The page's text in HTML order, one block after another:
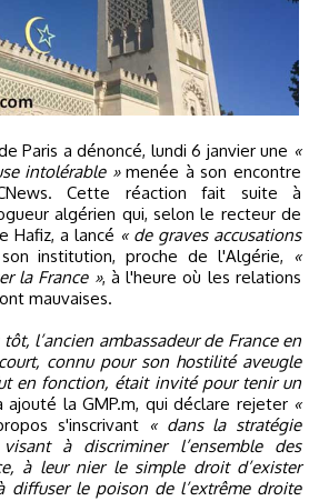
Paris a dénoncé, lundi 6 janvier une «
intolérable »menée à son encontre
Cette réaction fait suite à
algérien qui, selon le recteur de
Hafiz, a lancé « de graves accusations
institution, proche de l'Algérie,
«
la France », à l'heure où les relations
mauvaises.
l’ancien ambassadeur de France en
connu pour son hostilité aveugle
en fonction, était invité pour tenir un
ajouté la GMP.m, qui déclare rejeter «
s'inscrivant « dans la stratégie
à discriminer l’ensemble des
à leur nier le simple droit d’exister
diffuser le poison de l’extrême droite